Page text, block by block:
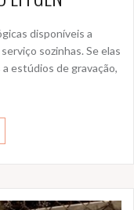
disponíveis a
sozinhas. Se elas
estúdios de gravação,